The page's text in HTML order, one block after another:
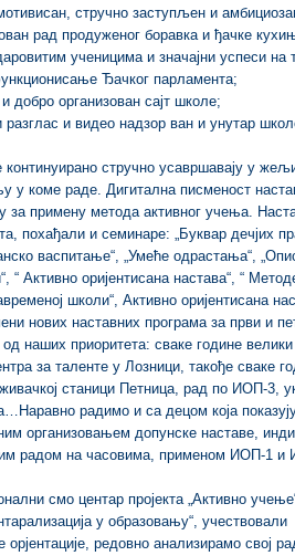
стручно заступљен и
рад продуженог боравка и ђачке
ученицима и значајни успеси
Ђачког парламента;
добро организован сајт школе;
разглас и видео надзор ван и унутар
стручно усавршавају у
у коме раде. Дигитална писменост
за примену метода активног учења.
похађали и семинаре: „Буквар дечјих
васпитање“, „Умеће одрастања“,
“ Активно оријентисана настава“, “
школи“, Активно оријентисана
нових наставних програма за први и
од наших приоритета: сваке године
за таленте у Лозници, такође сваке
станици Петница, рад по ИОП-3,
радимо и са децом која
организовањем допунске наставе,
радом на часовима, применом ИОП-1
смо центар пројекта „Активно
у образовању“,
редовно анализирамо свој